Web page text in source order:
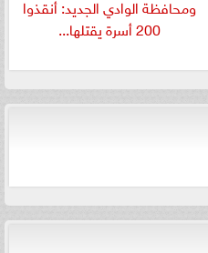
ومحافظة الوادي الجديد: أنقذوا
200 أسرة يقتلها...